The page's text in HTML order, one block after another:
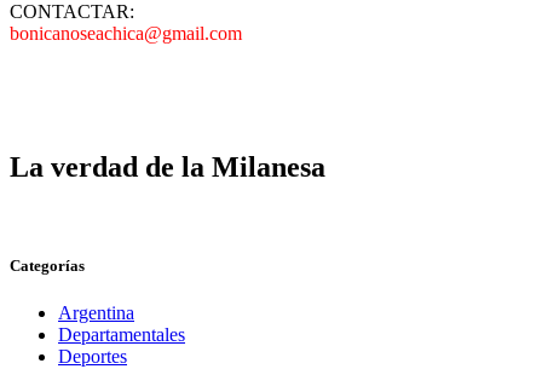
CONTACTAR:
bonicanoseachica@gmail.com
La verdad de la Milanesa
Categorías
Argentina
Departamentales
Deportes